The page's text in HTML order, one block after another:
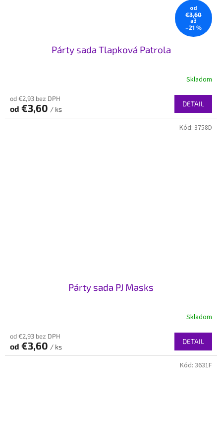
od
€3,60
až
–21 %
Párty sada Tlapková Patrola
Skladom
od €2,93 bez DPH
od €3,60 / ks
DETAIL
Párty sada PJ Masks
Skladom
od €2,93 bez DPH
od €3,60 / ks
DETAIL
Kód: 3758D
Kód: 3631F